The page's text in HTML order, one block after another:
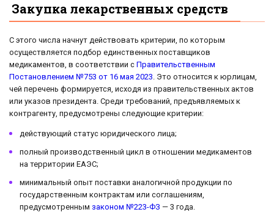
Закупка лекарственных средств
С этого числа начнут действовать критерии, по которым
осуществляется подбор единственных поставщиков
медикаментов, в соответствии с Правительственным
Постановлением №753 от 16 мая 2023. Это относится к юрлицам,
чей перечень формируется, исходя из правительственных актов
или указов президента. Среди требований, предъявляемых к
контрагенту, предусмотрены следующие критерии:
действующий статус юридического лица;
полный производственный цикл в отношении медикаментов
на территории ЕАЭС;
минимальный опыт поставки аналогичной продукции по
государственным контрактам или соглашениям,
предусмотренным законом №223-ФЗ — 3 года.